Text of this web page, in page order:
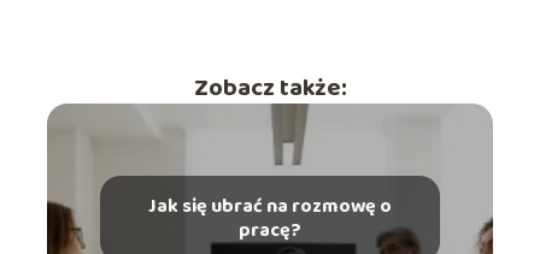
Zobacz także:
Jak się ubrać na rozmowę o
pracę?